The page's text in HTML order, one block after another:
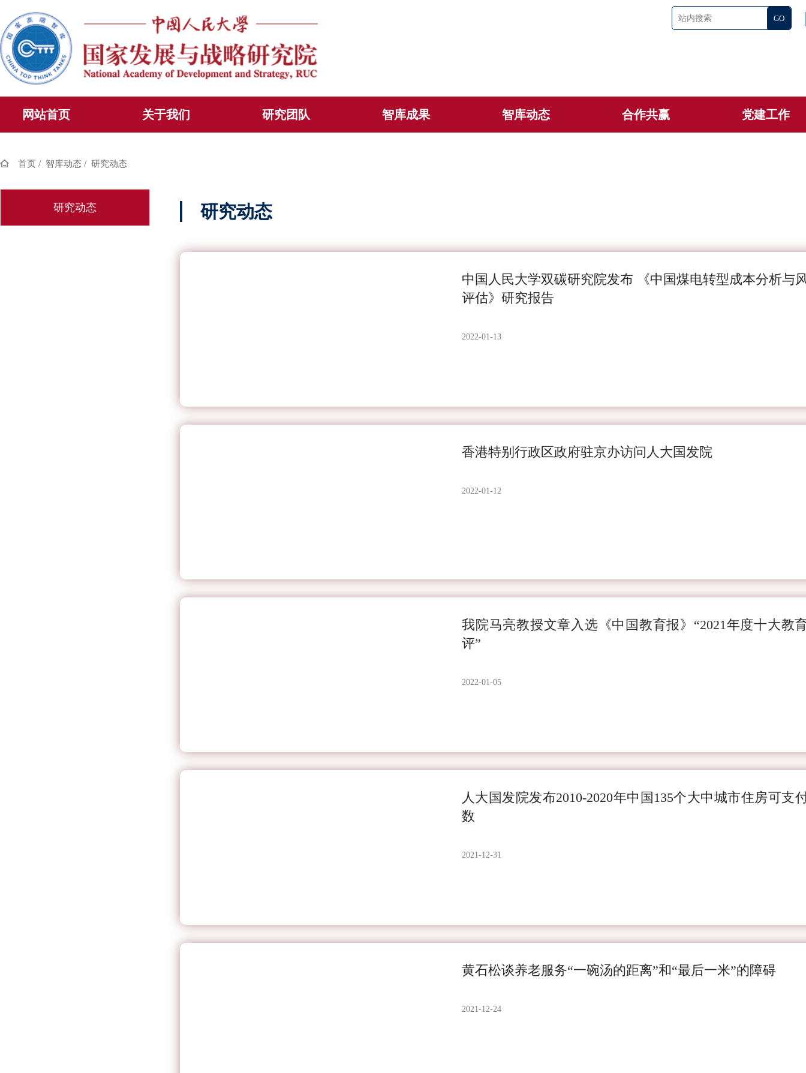
网站首页 关于我们 研究团队 智库成果 智库动态 合作共赢 党建工作
首页 / 智库动态 / 研究动态
研究动态 研究动态
中国人民大学双碳研究院发布 《中国煤电转型成本分析与
评估》研究报告
2022-01-13
香港特别行政区政府驻京办访问人大国发院
2022-01-12
我院马亮教授文章入选《中国教育报》“2021年度十大教
评”
2022-01-05
人大国发院发布2010-2020年中国135个大中城市住房可支
数
2021-12-31
黄石松谈养老服务“一碗汤的距离”和“最后一米”的障碍
2021-12-24